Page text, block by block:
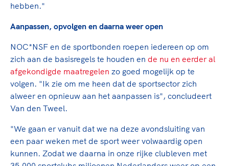
hebben."
Aanpassen, opvolgen en daarna weer open
NOC*NSF en de sportbonden roepen iedereen op om
zich aan de basisregels te houden en de nu en eerder al
afgekondigde maatregelen zo goed mogelijk op te
volgen. "Ik zie om me heen dat de sportsector zich
alweer en opnieuw aan het aanpassen is", concludeert
Van den Tweel.
"We gaan er vanuit dat we na deze avondsluiting van
een paar weken met de sport weer volwaardig open
kunnen. Zodat we daarna in onze rijke clubleven met